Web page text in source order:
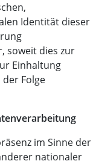
Identität dieser
soweit dies zur
Einhaltung
Folge
im Sinne der
nationaler